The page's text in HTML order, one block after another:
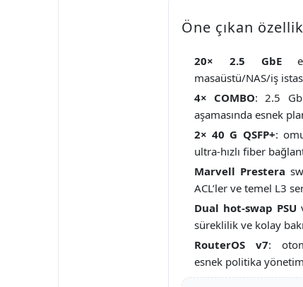
Öne çıkan
20× 2.5 GbE
masaüstü/NAS/iş
4× COMBO: 2.5
aşamasında esnek
2× 40 G QSFP+:
ultra-hızlı fiber
Marvell Prestera
ACL’ler ve temel L3
Dual hot-swap PSU
süreklilik ve kolay
RouterOS v7:
esnek politika